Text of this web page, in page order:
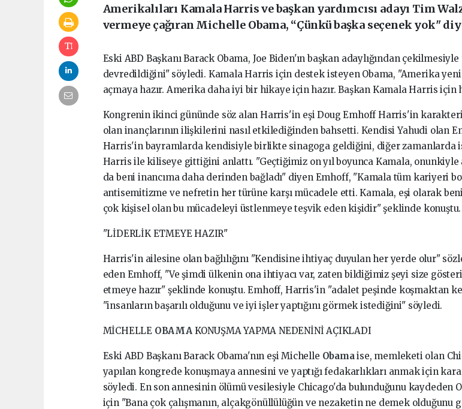
Amerikalıları Kamala Harris ve başkan yardımcısı adayı Tim
vermeye çağıran Michelle Obama, “Çünkü başka seçenek yok"
Eski ABD Başkanı Barack Obama, Joe Biden'ın başkan adaylığından
devredildiğini" söyledi. Kamala Harris için destek isteyen Obama, "Amerika
açmaya hazır. Amerika daha iyi bir hikaye için hazır. Başkan Kamala Harris için
Kongrenin ikinci gününde söz alan Harris'in eşi Doug Emhoff Harris'in
olan inançlarının ilişkilerini nasıl etkilediğinden bahsetti. Kendisi Yahudi olan
Harris'in bayramlarda kendisiyle birlikte sinagoga geldiğini, diğer zamanlarda
Harris ile kiliseye gittiğini anlattı. "Geçtiğimiz on yıl boyunca Kamala, onunkiyle
da beni inancıma daha derinden bağladı" diyen Emhoff, "Kamala tüm kariyeri
antisemitizme ve nefretin her türüne karşı mücadele etti. Kamala, eşi olarak
çok kişisel olan bu mücadeleyi üstlenmeye teşvik eden kişidir" şeklinde konuştu.
"LİDERLİK ETMEYE HAZIR"
Harris'in ailesine olan bağlılığını "Kendisine ihtiyaç duyulan her yerde olur"
eden Emhoff, "Ve şimdi ülkenin ona ihtiyacı var, zaten bildiğimiz şeyi size
etmeye hazır" şeklinde konuştu. Emhoff, Harris'in "adalet peşinde koşmaktan
"insanların başarılı olduğunu ve iyi işler yaptığını görmek istediğini" söyledi.
MİCHELLE OBAMA KONUŞMA YAPMA NEDENİNİ AÇIKLADI
Eski ABD Başkanı Barack Obama'nın eşi Michelle Obamaise, memleketi olan
yapılan kongrede konuşmaya annesini ve yaptığı fedakarlıkları anmak için
söyledi. En son annesinin ölümü vesilesiyle Chicago'da bulunduğunu kaydeden
için "Bana çok çalışmanın, alçakgönüllülüğün ve nezaketin ne demek olduğunu